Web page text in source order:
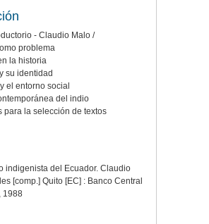
- Claudio Malo /
problema
la historia
su identidad
el entorno social
del indio
para la selección de textos
indigenista del Ecuador. Claudio
[comp.] Quito [EC] : Banco Central
1988